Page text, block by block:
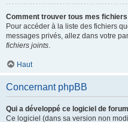
Comment trouver tous mes
Pour accéder à la liste des fichiers
messages privés, allez dans votre
fichiers joints.
Haut
Concernant phpBB
Qui a développé ce logiciel de
Ce logiciel (dans sa version non